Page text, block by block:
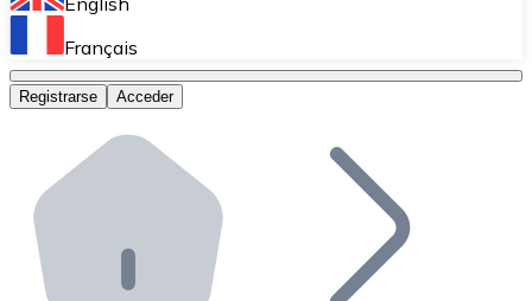
Bitnovo OTC
Bitnovo ATM
Integra un ATM Bitnovo en tu negocio y permite que
Bitnovo API
Integra nuestra API en tu ecosistema.
Français
Registrarse Acceder